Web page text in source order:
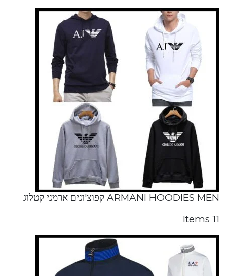
ARMANI HOODIES MEN קפוצ'ונים ארמני קטלוג
11 Items